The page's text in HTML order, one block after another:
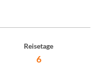
Reisetage
6